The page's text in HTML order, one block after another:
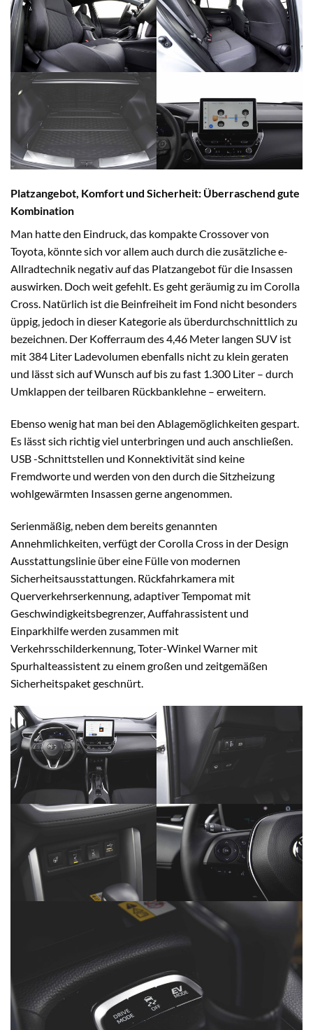
Platzangebot, Komfort und Sicherheit: Überraschend gute
Kombination
Man hatte den Eindruck, das kompakte Crossover von
Toyota, könnte sich vor allem auch durch die zusätzliche e-
Allradtechnik negativ auf das Platzangebot für die Insassen
auswirken. Doch weit gefehlt. Es geht geräumig zu im Corolla
Cross. Natürlich ist die Beinfreiheit im Fond nicht besonders
üppig, jedoch in dieser Kategorie als überdurchschnittlich zu
bezeichnen. Der Kofferraum des 4,46 Meter langen SUV ist
mit 384 Liter Ladevolumen ebenfalls nicht zu klein geraten
und lässt sich auf Wunsch auf bis zu fast 1.300 Liter – durch
Umklappen der teilbaren Rückbanklehne – erweitern.
Ebenso wenig hat man bei den Ablagemöglichkeiten gespart.
Es lässt sich richtig viel unterbringen und auch anschließen.
USB -Schnittstellen und Konnektivität sind keine
Fremdworte und werden von den durch die Sitzheizung
wohlgewärmten Insassen gerne angenommen.
Serienmäßig, neben dem bereits genannten
Annehmlichkeiten, verfügt der Corolla Cross in der Design
Ausstattungslinie über eine Fülle von modernen
Sicherheitsausstattungen. Rückfahrkamera mit
Querverkehrserkennung, adaptiver Tempomat mit
Geschwindigkeitsbegrenzer, Auffahrassistent und
Einparkhilfe werden zusammen mit
Verkehrsschilderkennung, Toter-Winkel Warner mit
Spurhalteassistent zu einem großen und zeitgemäßen
Sicherheitspaket geschnürt.